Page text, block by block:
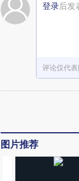
登录后发
评论仅代
图片推荐